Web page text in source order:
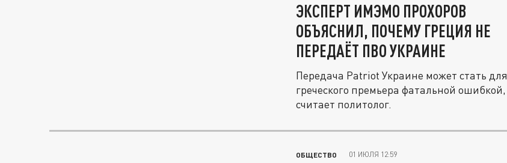
ЭКСПЕРТ ИМЭМО ПРОХОРОВ
ОБЪЯСНИЛ, ПОЧЕМУ ГРЕЦИЯ НЕ
ПЕРЕДАЁТ ПВО УКРАИНЕ
Передача Patriot Украине может стать для
греческого премьера фатальной ошибкой,
считает политолог.
ОБЩЕСТВО 01 ИЮЛЯ 12:59